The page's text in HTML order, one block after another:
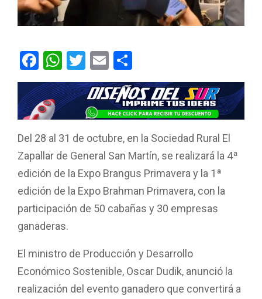
F
a
ce
b
o
o
k
W
h
at
s
A
p
p
T
wi
tt
er
E
m
ail
o
m
p
ar
tir
Del 28 al 31 de octubre, en la Sociedad Rural El
Zapallar de General San Martín, se realizará la 4ª
edición de la Expo Brangus Primavera y la 1ª
edición de la Expo Brahman Primavera, con la
participación de 50 cabañas y 30 empresas
ganaderas.
El ministro de Producción y Desarrollo
Económico Sostenible, Oscar Dudik, anunció la
realización del evento ganadero que convertirá a